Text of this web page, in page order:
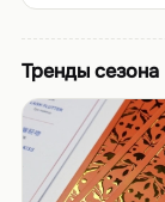
Тренды сезона